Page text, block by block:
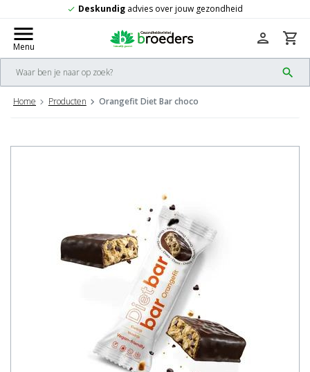
advies over jouw gezondheid
menu
Menu
search
person shopping_cart
Home Producten Orangefit Diet Bar choco